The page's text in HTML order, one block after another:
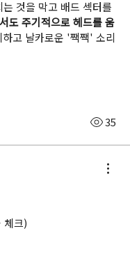
것을 막고 배드 섹터를
도 주기적으로 헤드를 움
고 날카로운 '짹짹' 소리
35
체크)